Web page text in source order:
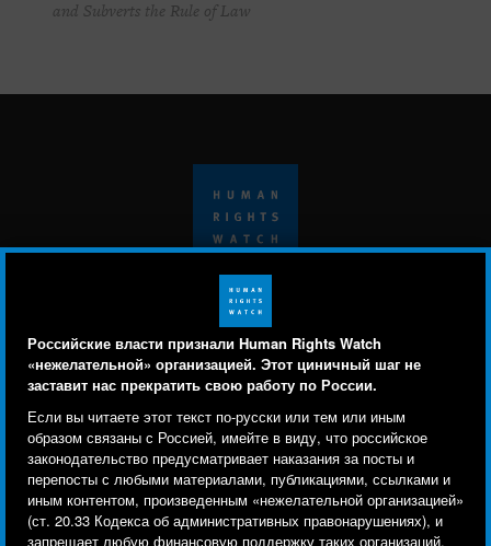
Российские власти признали Human Rights Watch
«нежелательной» организацией. Этот циничный шаг не
заставит нас прекратить свою работу по России.
Если вы читаете этот текст по-русски или тем или иным
образом связаны с Россией, имейте в виду, что российское
законодательство предусматривает наказания за посты и
перепосты с любыми материалами, публикациями, ссылками и
иным контентом, произведенным «нежелательной организацией»
(ст. 20.33 Кодекса об административных правонарушениях), и
запрещает любую финансовую поддержку таких организаций.
and Subverts the Rule of Law
Подпишитесь на рассылку на
английском о ситуации с правами
человека в мире
Подписаться
Свяжитесь с нами BlueSky
X
Human Rights Watch cookie preferences
Мы используем файлы cookie, технологии
отслеживания и сторонние аналитические
инструменты, чтобы лучше понять, кто посещает
сайт, и улучшить ваш опыт взаимодействия с ним.
Используя наш сайт, вы соглашаетесь с этим.